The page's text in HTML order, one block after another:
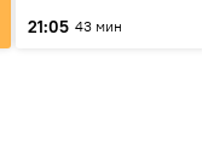
21:05 43 мин